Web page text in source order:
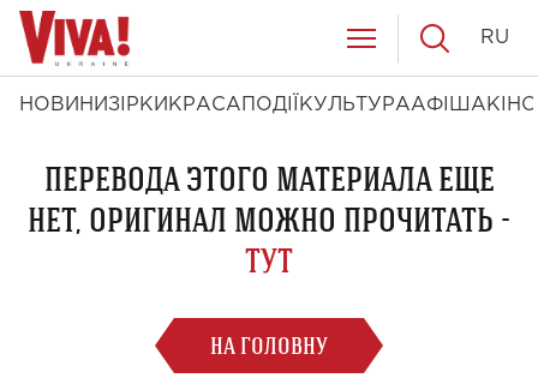
НОВИНИ ЗІРКИ КРАСА ПОДІЇ КУЛЬТУРААФІША КІНО
RU
ПЕРЕВОДА ЭТОГО МАТЕРИАЛА ЕЩЕ
НЕТ, ОРИГИНАЛ МОЖНО ПРОЧИТАТЬ -
ТУТ
НА ГОЛОВНУ